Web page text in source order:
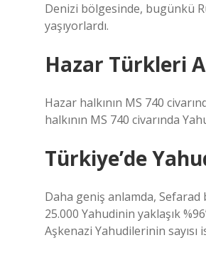
Denizi bölgesinde, bugünkü
yaşıyorlardı.
Hazar Türkleri
Hazar halkının MS 740
halkının MS 740 civarında
Türkiye’de
Daha geniş anlamda,
25.000 Yahudinin yaklaşık
Aşkenazi Yahudilerinin sayısı